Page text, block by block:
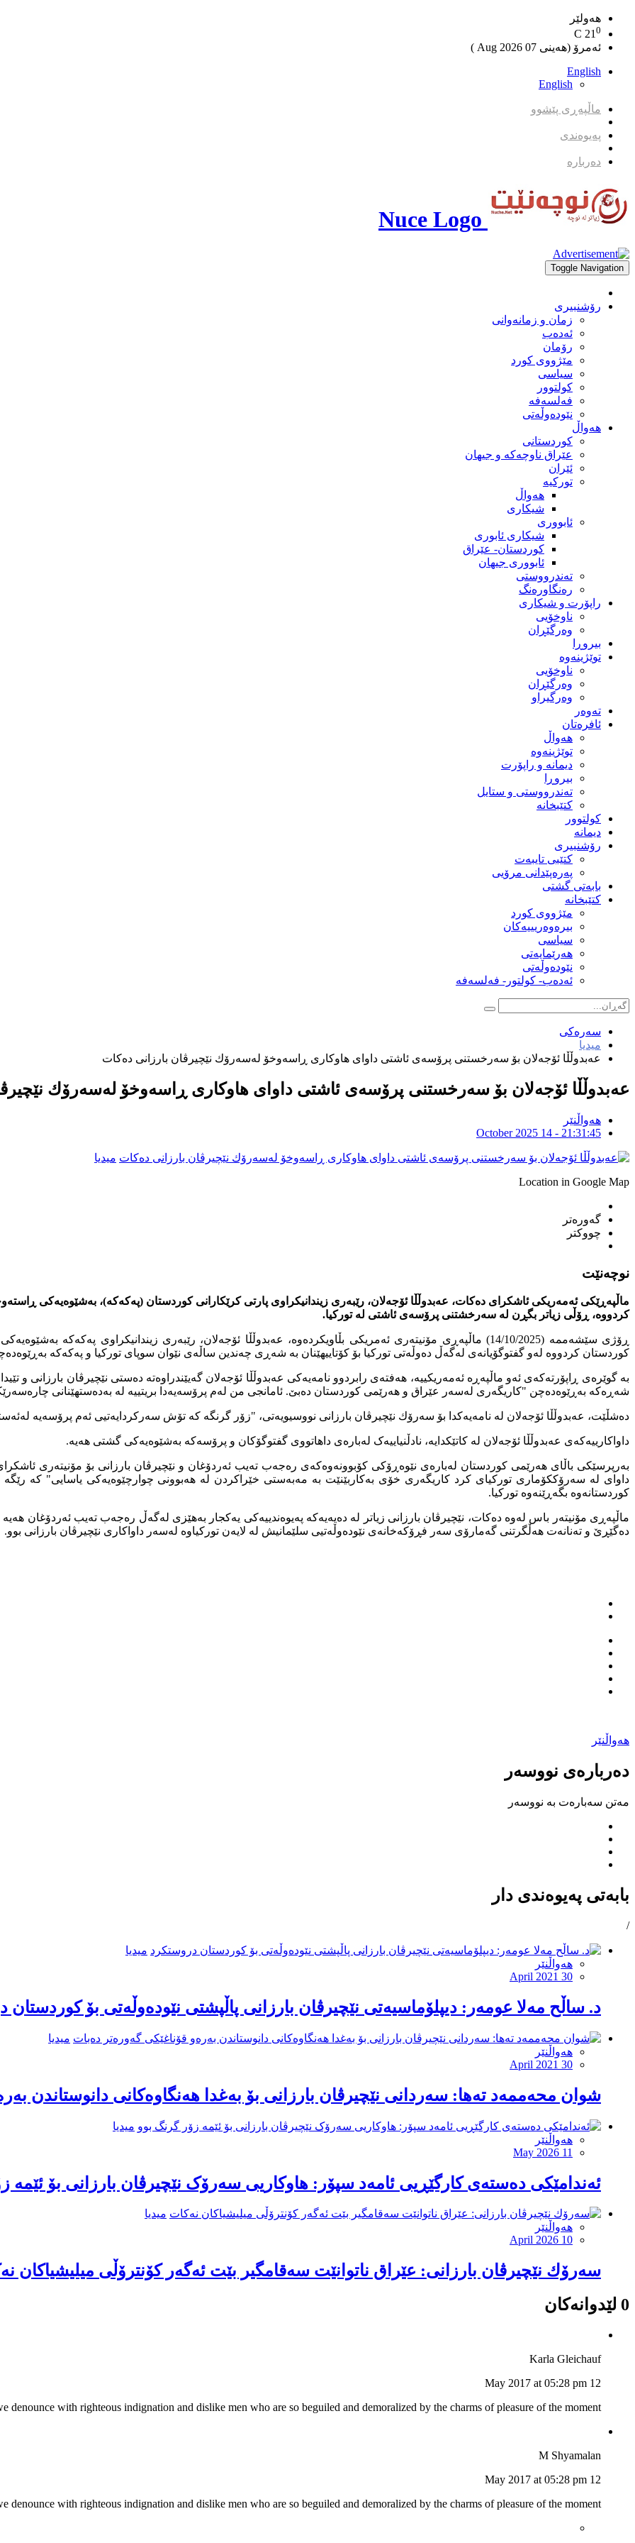
هەولێر
21 0
ئەمرۆ (هەینی 07 2026 Aug )
English
English
ماڵپەڕی پێشوو
پەیوەندی
دەربارە
Nuce Logo
Toggle Navigation
رۆشنبیری
زمان و زمانه‌وانی
ئەدەب
رۆمان
مێژووى کورد
سیاسى
کولتوور
فەلسەفە
نێودەوڵەتی
هەواڵ
کوردستانی
عێراق ناوچەکە و جیهان
ئێران
تورکیە
هەواڵ
شیکاری
ئابووری
شیکاری ئابوری
کوردستان- عێراق
ئابووری جیهان
تەندرووستی
رەنگاورەنگ
راپۆرت و شیکاری
ناوخۆیی
وەرگێڕان
بیروڕا
توێژینەوە
ناوخۆیی
وەرگێڕان
وەرگیراو
تەوەر
ئافرەتان
هەواڵ
توێژینەوە
دیمانە و راپۆرت
بیروڕا
تەندرووستی و ستایل
کتێبخانە
کولتوور
دیمانە
رۆشنبیری
کتێبی تایبەت
پەرەپێدانی مرۆیی
بابەتی گشتی
کتێبخانە
مێژووى کورد
بیرەوەریییەکان
سیاسى
هەرێمایەتی
نێودەوڵەتی
ئەدەب- کولتور- فەلسەفە
سەرەکی
میدیا
عەبدوڵڵا ئۆجەلان بۆ سەرخستنی پرۆسەی ئاشتی داوای هاوکاری ڕاسەوخۆ لەسەرۆك نێچیرڤان بارزانی دەکات
عەبدوڵڵا ئۆجەلان بۆ سەرخستنی پرۆسەی ئاشتی داوای هاوکاری ڕاسەوخۆ لەسەرۆك
هەواڵنێر
October 2025 14 - 21:31:45
میدیا
Location in Google Map
گەورەتر
چووکتر
نوچەنێت
ماڵپەڕێكی ئەمەریكی ئاشكرای دەكات، عەبدوڵڵا ئۆجەلان، رێبەری زیندانیکراوی پارتی کرێکارانی کوردستان (پەکەکە)، بەشێوەیەكی
كردووە، ڕۆڵی زیاتر بگڕن لە سەرخشتنی پرۆسەی ئاشتی لە توركیا.
ڕۆژی سێشەممە (14/10/2025) ماڵپەڕی مۆنیتەری ئەمریکی بڵاویكردەوە، عەبدوڵڵا ئۆجەلان، رێبەری زیندانیکراوی
کوردستان کردووە لەو گفتوگۆیانەی لەگەڵ دەوڵەتی تورکیا بۆ کۆتاییهێنان بە شەڕی چەندین ساڵەی نێوان سوپای تورکیا و پەكەكە
بە گوێرەی ڕاپۆرتەكەی ئەو ماڵپەڕە ئەمەریكییە، هەفتەی رابردوو نامەیەکی عەبدوڵڵا ئۆجەلان گەیێندراوەتە دەستی نێچیرڤان بارزانی و
شەڕەکە بەڕێوەدەچن "کاریگەری لەسەر عێراق و هەرێمی کوردستان دەبێ. ئامانجی من لەم پرۆسەیەدا بریتییە لە بەدەستهێنانی
دەشڵێت، عەبدوڵڵا ئۆجەلان لە نامەیەكدا بۆ سەرۆك نێچیرڤان بارزانی نووسیویەتی، "زۆر گرنگە کە تۆش سەرکردایەتیی ئەم پرۆسەیە
داواکارییەکەی عەبدوڵڵا ئۆجەلان لە کاتێکدایە، نادڵنیاییەک لەبارەی داهاتووی گفتوگۆکان و پرۆسەکە بەشێوەیەکی گشتی هەیە.
بەرپرسێکی باڵای هەرێمی کوردستان لەبارەی نێوەڕۆکی کۆبوونەوەکەی رەجەب تەیب ئەردۆغان و نێچیرڤان بارزانی بۆ مۆنیتەری ئاشكرای
داوای لە سەرۆککۆماری تورکیای کرد کاریگەری خۆی بەکاربێنێت بە مەبەستی خێراکردن لە هەبوونی چوارچێوەیەکی یاسایی" کە رێگە
کوردستانەوە بگەڕێنەوە تورکیا.
ماڵپەڕی مۆنیتەر باس لەوە دەکات، نێچیرڤان بارزانی زیاتر لە دەیەیەکە پەیوەندییەکی یەکجار بەهێزی لەگەڵ رەجەب تەیب ئەردۆغان
دەگێڕێ و تەنانەت هەڵگرتنی گەمارۆی سەر فڕۆکەخانەی نێودەوڵەتیی سلێمانیش لە لایەن تورکیاوە لەسەر داواکاری نێچیرڤان بارزانی بوو.
هەواڵنێر
دەربارەی نووسەر
مەتن سەبارەت بە نووسەر
بابەتی پەیوەندی دار
/
میدیا
هەواڵنێر
April 2021 30
د. ساڵح مەلا عومەر: دیپلۆماسیەتى نێچیرڤان بارزانى پاڵپشتى نێودەوڵەتى بۆ کوردستان
میدیا
هەواڵنێر
April 2021 30
شوان محەممەد تەها: سەردانى نێچیرڤان بارزانى بۆ بەغدا هەنگاوەکانى دانوستاندن
میدیا
هەواڵنێر
May 2026 11
ئەندامێكی دەستەی کارگێڕیی ئامەد سپۆر: هاوکاریی سەرۆک نێچیرڤان بارزانی بۆ ئێمە
میدیا
هەواڵنێر
April 2026 10
سەرۆك نێچیرڤان بارزانی: عێراق ناتوانێت سەقامگیر بێت ئەگەر کۆنترۆڵی میلیشیاکان
0 لێدوانەکان
Karla Gleichauf
12 May 2017 at 05:28 pm
denounce with righteous indignation and dislike men who are so beguiled and demoralized by the charms of pleasure of the moment
M Shyamalan
12 May 2017 at 05:28 pm
denounce with righteous indignation and dislike men who are so beguiled and demoralized by the charms of pleasure of the moment